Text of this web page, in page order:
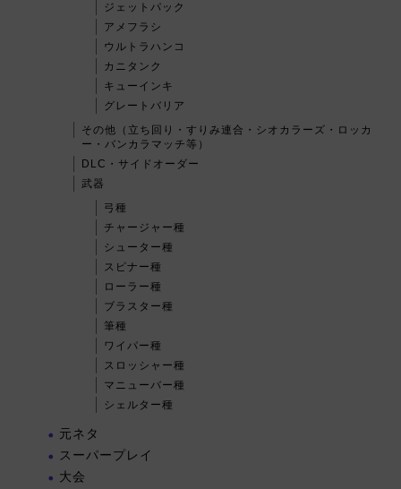
ジェットパック
アメフラシ
ウルトラハンコ
カニタンク
キューインキ
グレートバリア
その他（立ち回り・すりみ連合・シオカラーズ・ロッカ
ー・バンカラマッチ等）
DLC・サイドオーダー
武器
弓種
チャージャー種
シューター種
スピナー種
ローラー種
ブラスター種
筆種
ワイパー種
スロッシャー種
マニューバー種
シェルター種
元ネタ
スーパープレイ
大会